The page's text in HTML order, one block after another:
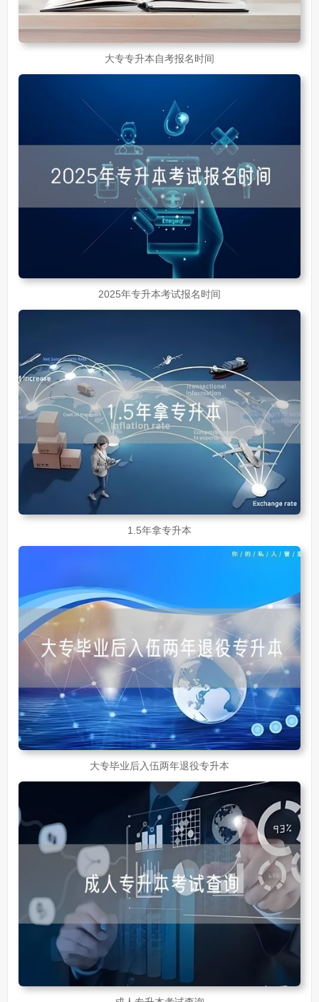
大专专升本自考报名时间
2025年专升本考试报名时间
1.5年拿专升本
大专毕业后入伍两年退役专升本